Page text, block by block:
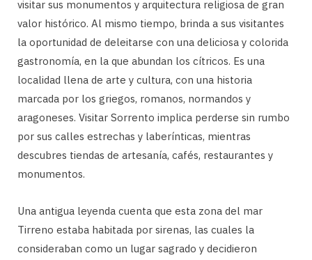
visitar sus monumentos y arquitectura religiosa de gran
valor histórico. Al mismo tiempo, brinda a sus visitantes
la oportunidad de deleitarse con una deliciosa y colorida
gastronomía, en la que abundan los cítricos. Es una
localidad llena de arte y cultura, con una historia
marcada por los griegos, romanos, normandos y
aragoneses. Visitar Sorrento implica perderse sin rumbo
por sus calles estrechas y laberínticas, mientras
descubres tiendas de artesanía, cafés, restaurantes y
monumentos.
Una antigua leyenda cuenta que esta zona del mar
Tirreno estaba habitada por sirenas, las cuales la
consideraban como un lugar sagrado y decidieron